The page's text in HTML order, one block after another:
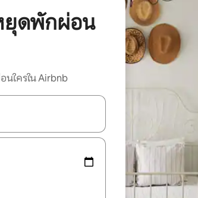
ยุดพักผ่อน
ใครใน Airbnb
สหรือปัด เพื่อสำรวจผลการค้นหา